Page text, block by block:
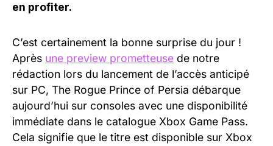
en profiter.
C’est certainement la bonne surprise du jour !
Après une preview prometteuse de notre
rédaction lors du lancement de l’accès anticipé
sur PC, The Rogue Prince of Persia débarque
aujourd’hui sur consoles avec une disponibilité
immédiate dans le catalogue Xbox Game Pass.
Cela signifie que le titre est disponible sur Xbox